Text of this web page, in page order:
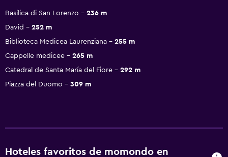
Basilica di San Lorenzo
236 m
David
252 m
Biblioteca Medicea Laurenziana
255 m
Cappelle medicee
265 m
Catedral de Santa María del Fiore
292 m
Piazza del Duomo
309 m
Hoteles favoritos de momondo en